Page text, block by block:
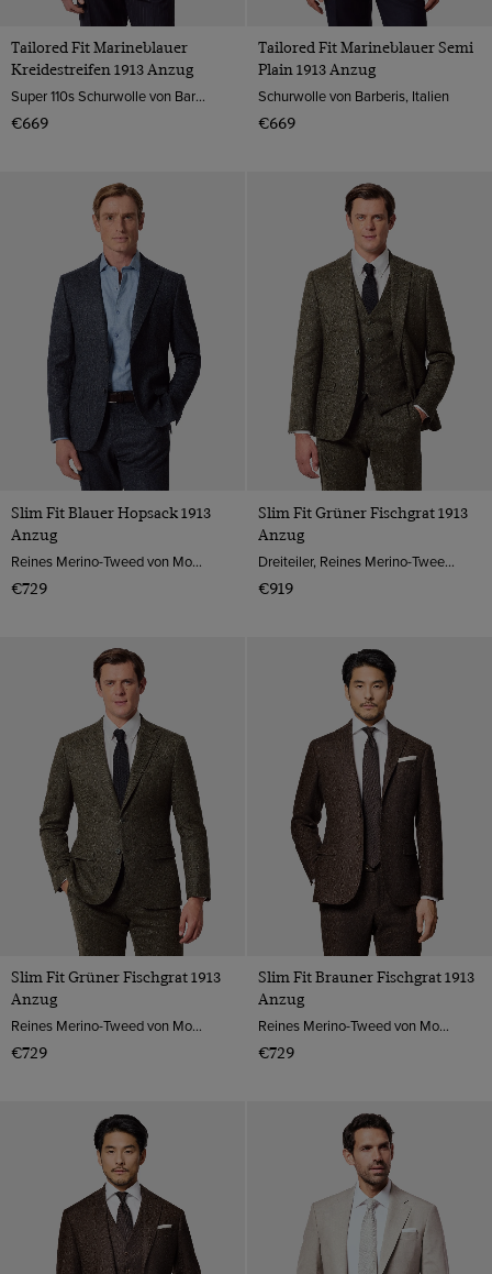
Tailored Fit Marineblauer
Kreidestreifen 1913 Anzug
Super 110s Schurwolle von Barberis, Italien
€669
Tailored Fit Marineblauer Semi
Plain 1913 Anzug
Schurwolle von Barberis, Italien
€669
Slim Fit Blauer Hopsack 1913
Anzug
Reines Merino-Tweed von Moon, England
€729
Slim Fit Grüner Fischgrat 1913
Anzug
Dreiteiler, Reines Merino-Tweed von Moon, England
€919
Slim Fit Grüner Fischgrat 1913
Anzug
Reines Merino-Tweed von Moon, England
€729
Slim Fit Brauner Fischgrat 1913
Anzug
Reines Merino-Tweed von Moon, England
€729